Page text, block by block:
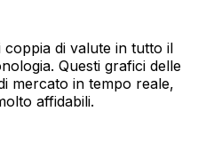
di valute in tutto il
Questi grafici delle
mercato in tempo reale,
affidabili.